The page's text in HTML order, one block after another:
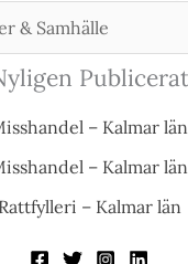
Publicerat
– Kalmar län
– Kalmar län
Rattfylleri – Kalmar län